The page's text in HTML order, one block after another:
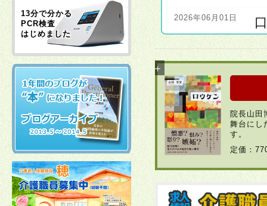
2026年06月01日
2026年06月01日
2026年04月22日
2026年03月30日
2026年03月23日
院長山田
舞台にし
す。
定価：
13分で分かる
PCR検査
はじめました